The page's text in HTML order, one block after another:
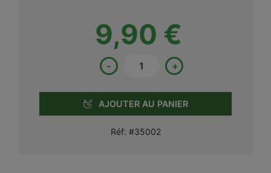
9,90 €
- +
AJOUTER AU PANIER
Réf: #35002